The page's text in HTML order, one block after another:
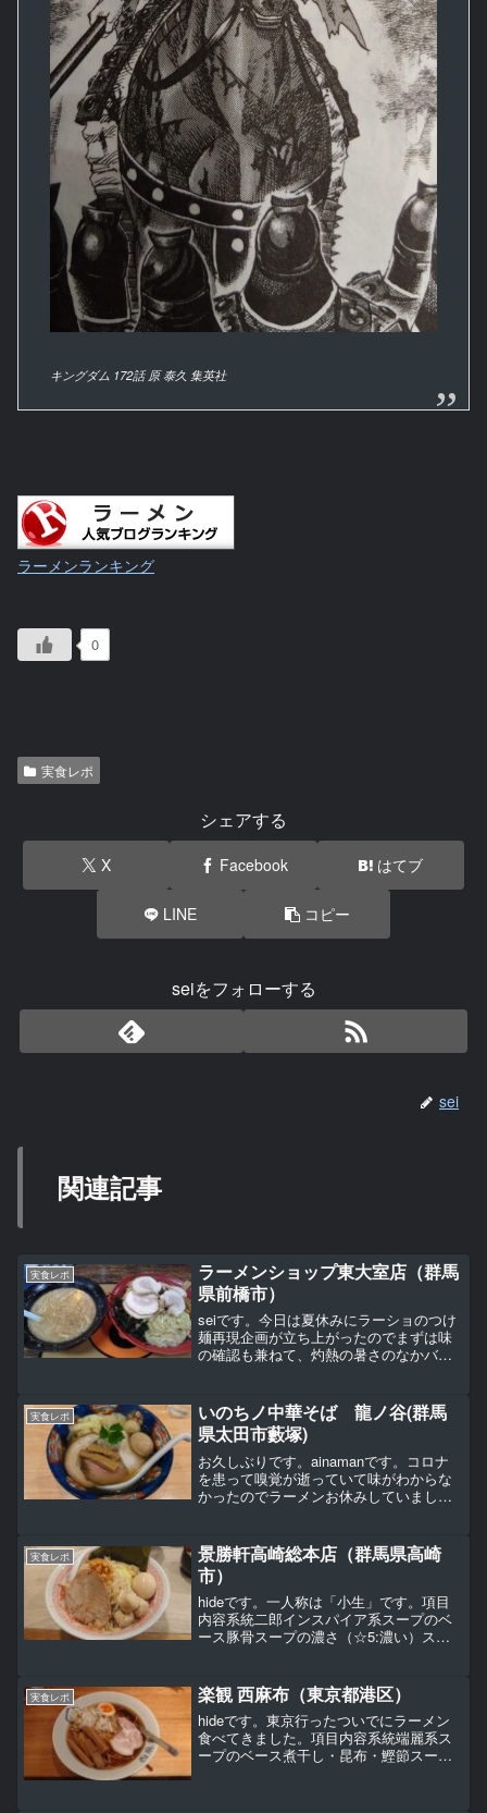
キングダム 172話 原 泰久 集英社
ラーメンランキング
0
実食レポ
シェアする
X Facebook はてブ
LINE コピー
seiをフォローする
sei
関連記事
実食レポ
ラーメンショップ東大室店（群馬
県前橋市）
seiです。今日は夏休みにラーショのつけ
麺再現企画が立ち上がったのでまずは味
の確認も兼ねて、灼熱の暑さのなかバイ
した。ついた時点で熱中症ぎみでもう汗
だくです(´・ω・｀...
実食レポ
いのちノ中華そば 龍ノ谷(群馬
県太田市藪塚)
お久しぶりです。ainamanです。コロナ
を患って嗅覚が逝っていて味がわからな
かったのでラーメンお休みしていまし
誕生日の祝日。三連休の初日プチ遠征す
るにはもってこいで...
実食レポ
景勝軒高崎総本店（群馬県高崎
市）
hideです。一人称は「小生」です。項目
内容系統二郎インスパイア系スープのベ
ース豚骨スープの濃さ（☆5:濃い）スー
材の充実度（☆5:豊富）ファミリー入店
難易度（...
実食レポ 楽観 西麻布（東京都港区）
hideです。東京行ったついでにラーメン
食べてきました。項目内容系統端麗系ス
ープのベース煮干し・昆布・鰹節スープ